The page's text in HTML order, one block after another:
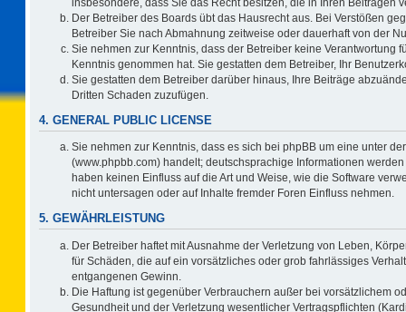
Der Betreiber des Boards übt das Hausrecht aus. Bei Verstößen
Betreiber Sie nach Abmahnung zeitweise oder dauerhaft von der
Sie nehmen zur Kenntnis, dass der Betreiber keine Verantwortung
Kenntnis genommen hat. Sie gestatten dem Betreiber, Ihr
Sie gestatten dem Betreiber darüber hinaus, Ihre Beiträge
Dritten Schaden zuzufügen.
4. GENERAL PUBLIC LICENSE
Sie nehmen zur Kenntnis, dass es sich bei phpBB um eine unter der
(www.phpbb.com) handelt; deutschsprachige Informationen
haben keinen Einfluss auf die Art und Weise, wie die Software
nicht untersagen oder auf Inhalte fremder Foren Einfluss nehmen.
5. GEWÄHRLEISTUNG
Der Betreiber haftet mit Ausnahme der Verletzung von Leben,
für Schäden, die auf ein vorsätzliches oder grob fahrlässiges
entgangenen Gewinn.
Die Haftung ist gegenüber Verbrauchern außer bei vorsätzlichem
Gesundheit und der Verletzung wesentlicher Vertragspflichten